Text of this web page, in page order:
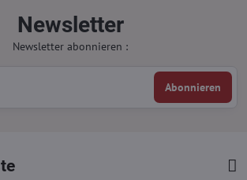
Newsletter
Newsletter abonnieren :
Abonnieren